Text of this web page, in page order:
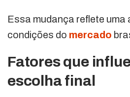
Essa mudança reflete
condições do mercado
Fatores que
escolha final